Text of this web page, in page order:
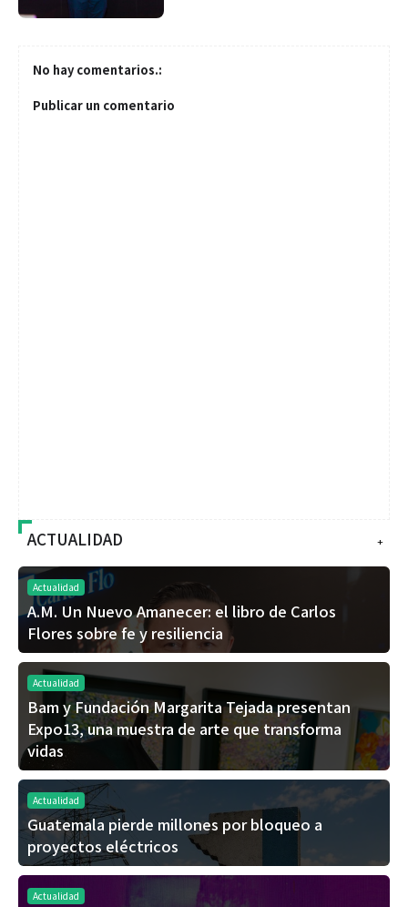
No hay comentarios.:
Publicar un comentario
+
ACTUALIDAD
Actualidad
A.M. Un Nuevo Amanecer: el libro de Carlos
Flores sobre fe y resiliencia
Actualidad
Bam y Fundación Margarita Tejada presentan
Expo13, una muestra de arte que transforma
vidas
Actualidad
Guatemala pierde millones por bloqueo a
proyectos eléctricos
Actualidad